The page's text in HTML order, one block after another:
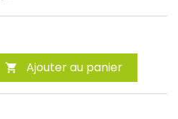
 Ajouter au panier